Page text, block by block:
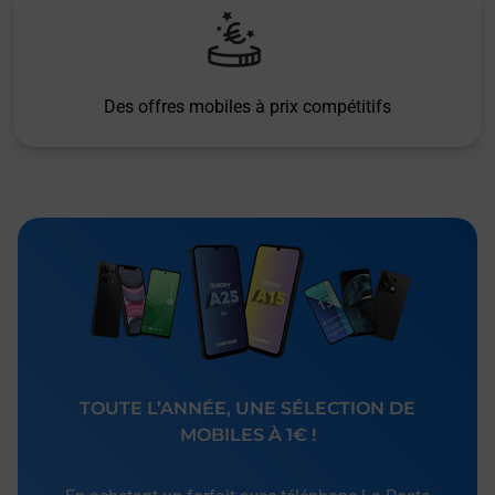
Des offres mobiles à prix compétitifs
TOUTE L’ANNÉE, UNE SÉLECTION DE
MOBILES À 1€ !